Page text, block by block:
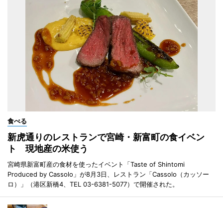
食べる
新虎通りのレストランで宮崎・新富町の食イベン
ト 現地産の米使う
宮崎県新富町産の食材を使ったイベント「Taste of Shintomi
Produced by Cassolo」が8月3日、レストラン「Cassolo（カッソー
ロ）」（港区新橋4、TEL 03-6381-5077）で開催された。